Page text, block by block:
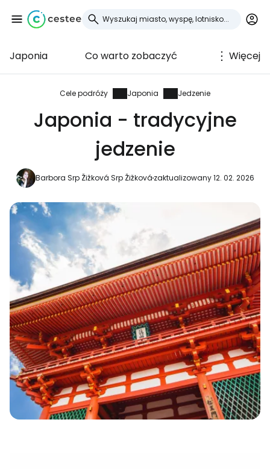
Japonia Co warto zobaczyć Więcej
Cele podróży Japonia Jedzenie
Japonia - tradycyjne
jedzenie
Barbora Srp Žižková Srp Žižkovázaktualizowany 12. 02. 2026
Zaloguj się do
Cestee
... światowej społeczności podróżniczej
Kontynuuj z Google
Kontynuuj z Facebookiem
Kontynuuj z e-mailem